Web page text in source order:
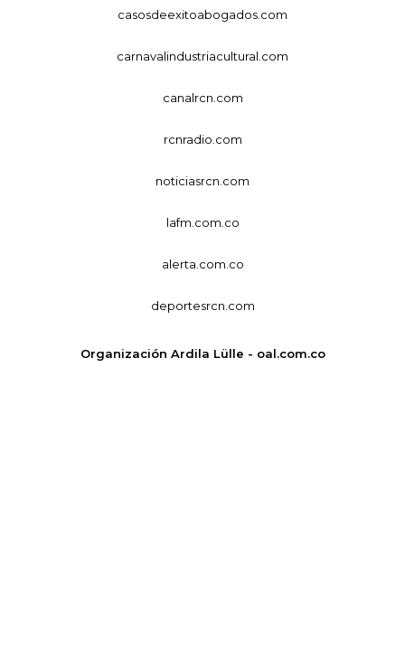
casosdeexitoabogados.com
carnavalindustriacultural.com
canalrcn.com
rcnradio.com
noticiasrcn.com
lafm.com.co
alerta.com.co
deportesrcn.com
Organización Ardila Lülle - oal.com.co